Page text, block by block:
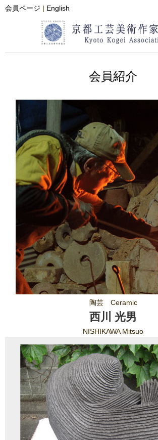
会員ページ | English
会員紹介
陶芸 Ceramic
西川 光男
NISHIKAWA Mitsuo